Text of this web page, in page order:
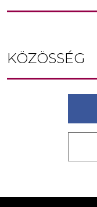
KÖZÖSSÉG